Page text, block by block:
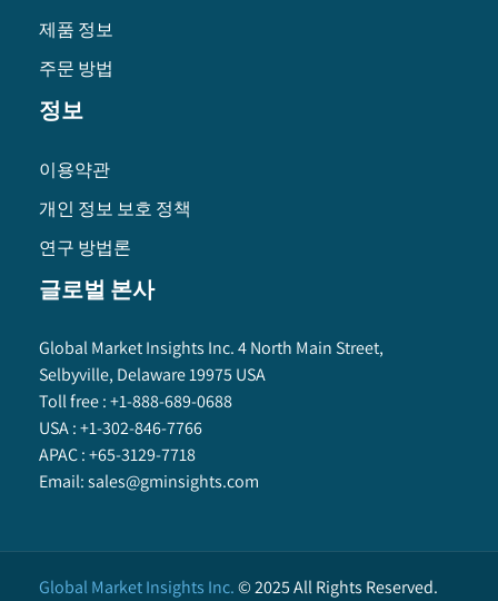
제품 정보
주문 방법
정보
이용약관
개인 정보 보호 정책
연구 방법론
글로벌 본사
Global Market Insights Inc. 4 North Main Street,
Selbyville, Delaware 19975 USA
Toll free :+1-888-689-0688
USA :+1-302-846-7766
APAC :+65-3129-7718
Email:sales@gminsights.com
Global Market Insights Inc.©2025All Rights Reserved.